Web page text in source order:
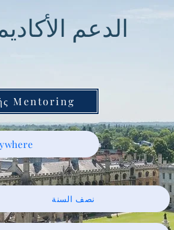
الدعم
Mentoring
نصف السنة